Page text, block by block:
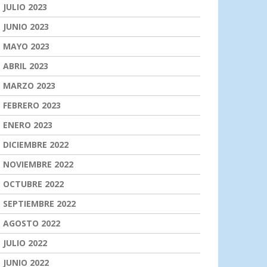
JULIO 2023
JUNIO 2023
MAYO 2023
ABRIL 2023
MARZO 2023
FEBRERO 2023
ENERO 2023
DICIEMBRE 2022
NOVIEMBRE 2022
OCTUBRE 2022
SEPTIEMBRE 2022
AGOSTO 2022
JULIO 2022
JUNIO 2022